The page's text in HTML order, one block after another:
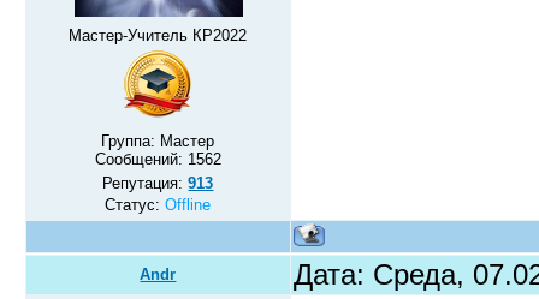
Мастер-Учитель КР2022
Группа: Мастер
Сообщений: 1562
Репутация:913
Статус:Offline
Andr Дата: Среда,